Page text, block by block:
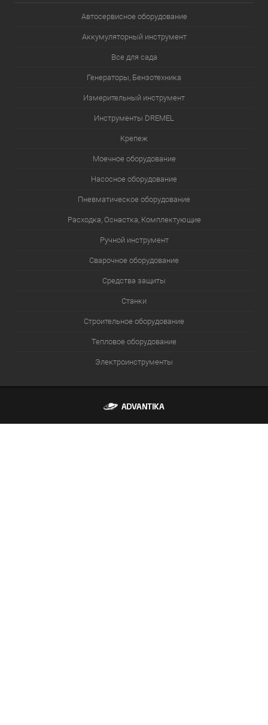
Автосервисное оборудование
Аккумуляторный инструмент
Все для сада
Генераторы, Бензотехника
Измерительный инструмент
Инструменты DREMEL
Крепеж
Моечное оборудование
Насосное оборудование
Пневматическое оборудование
Расходка, Оснастка, Комплектующие
Ручной инструмент
Сварочное оборудование
Средства защиты
Станки
Строительное оборудование
Тепловое оборудование
Электроинструменты